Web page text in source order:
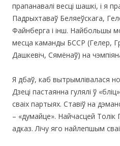
прапанавалі весці шашкі, і я
Падрыхтаваў Беляеўскага,
Файнберга і інш. Найбольшы
месца каманды БССР (Гелер,
Дашкевіч, Сямёнаў) на
Я дбаў, каб вытрымлівалася
Дзеці пастаянна гулялі ў
сваіх партыях. Ставіў на
– «думайце». Найчасцей Толік
адказ. Лічу яго найлепшым